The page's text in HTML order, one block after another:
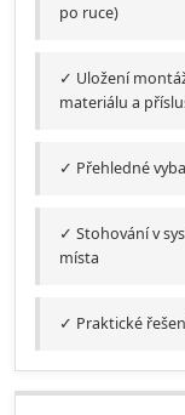
po ruce)
✓ Uložení
materiálu a
✓ Přehledné
✓ Stohování v
místa
✓ Praktické